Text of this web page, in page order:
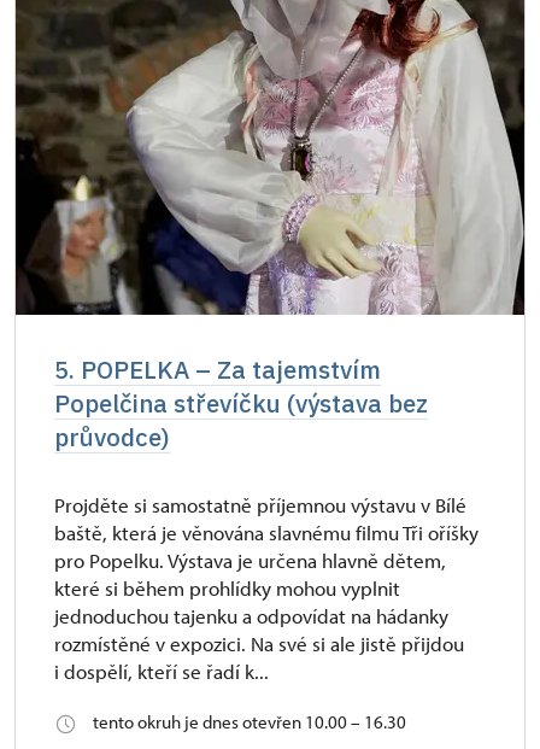
5. POPELKA – Za tajemstvím
Popelčina střevíčku (výstava bez
průvodce)
Projděte si samostatně příjemnou výstavu v Bílé
baště, která je věnována slavnému filmu Tři oříšky
pro Popelku. Výstava je určena hlavně dětem,
které si během prohlídky mohou vyplnit
jednoduchou tajenku a odpovídat na hádanky
rozmístěné v expozici. Na své si ale jistě přijdou
i dospělí, kteří se řadí k...
tento okruh je dnes otevřen 10.00 – 16.30